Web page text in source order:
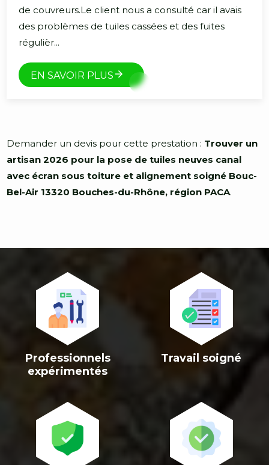
de couvreurs.Le client nous a consulté car il avais
des problèmes de tuiles cassées et des fuites
régulièr...
EN SAVOIR PLUS
Demander un devis pour cette prestation : Trouver un
artisan 2026 pour la pose de tuiles neuves canal
avec écran sous toiture et alignement soigné Bouc-
Bel-Air 13320 Bouches-du-Rhône, région PACA.
Professionnels
expérimentés
Travail soigné